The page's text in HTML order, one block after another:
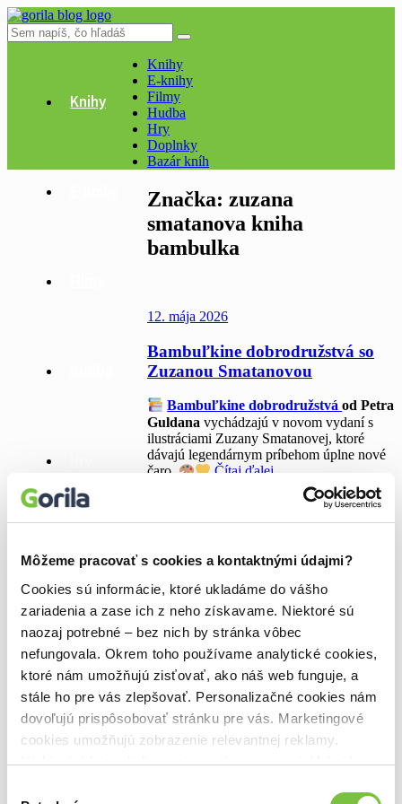
Môžeme pracovať s cookies a kontaktnými údajmi?
Cookies sú informácie, ktoré ukladáme do vášho
zariadenia a zase ich z neho získavame. Niektoré sú
naozaj potrebné – bez nich by stránka vôbec
nefungovala. Okrem toho používame analytické cookies,
ktoré nám umožňujú zisťovať, ako náš web funguje, a
stále ho pre vás zlepšovať. Personalizačné cookies nám
dovoľujú prispôsobovať stránku pre vás. Marketingové
cookies umožňujú zobrazenie relevantnej reklamy.
Niektoré údaje zdieľame aj s tretími stranami. Veľmi by
Knihy
Bazár kníh
Knihy
E-knihy
Filmy
Hudba
Hry
Doplnky
Bazár kníh
Značka: zuzana
smatanova kniha
bambulka
12. mája 2026
Bambuľkine dobrodružstvá so
Zuzanou Smatanovou
Bambuľkine dobrodružstváod Petra
Guldana vychádzajú v novom vydaní s
ilustráciami Zuzany Smatanovej, ktoré
dávajú legendárnym príbehom úplne nové
čaro.
Čítaj ďalej
Najnovšie články
Manipulácia ako zbraň
8. kniha Roberta Galbraitha? Puncovaný
muž!
Dystopická séria, ktorá vás nepustí
Kúzelný šlabikár pomáha deťom objaviť radosť z čítania
Odysea, ktorá vás pripraví na Nolanov film